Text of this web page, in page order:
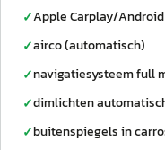
✓Apple Carplay/
✓airco (automatisch)
✓navigatiesysteem full
✓dimlichten
✓buitenspiegels in